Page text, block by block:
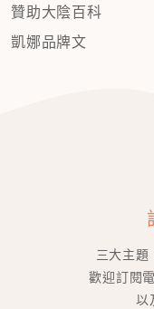
贊助大陰百科
凱娜品牌文
三大主題
歡迎訂閱
以